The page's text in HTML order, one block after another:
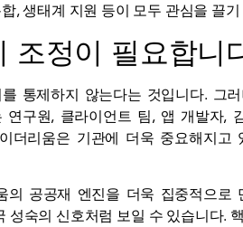
, 생태계 지원 등이 모두 관심을 끌
조정이 필요합니
통제하지 않는다는 것입니다. 그
구원, 클라이언트 팀, 앱 개발자,
더리움은 기관에 더욱 중요해지
의 공공재 엔진을 더욱 집중적으
성숙의 신호처럼 보일 수 있습니다.